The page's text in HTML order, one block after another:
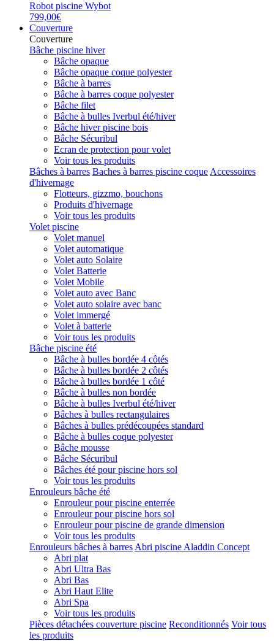
Robot piscine Wybot
799,00€
Couverture
Couverture
Bâche piscine hiver
Bâche opaque
Bâche opaque coque polyester
Bâche à barres
Bâche à barres coque polyester
Bâche filet
Bâche à bulles Iverbul été/hiver
Bâche hiver piscine bois
Bâche Sécuribul
Ecran de protection pour volet
Voir tous les produits
Bâches à barres Baches à barres piscine coque Accessoires
d'hivernage
Flotteurs, gizzmo, bouchons
Produits d'hivernage
Voir tous les produits
Volet piscine
Volet manuel
Volet automatique
Volet auto Solaire
Volet Batterie
Volet Mobile
Volet auto avec Banc
Volet auto solaire avec banc
Volet immergé
Volet à batterie
Voir tous les produits
Bâche piscine été
Bâche à bulles bordée 4 côtés
Bâche à bulles bordée 2 côtés
Bâche à bulles bordée 1 côté
Bâche à bulles non bordée
Bâche à bulles Iverbul été/hiver
Bâches à bulles rectangulaires
Bâches à bulles prédécoupées standard
Bâche à bulles coque polyester
Bâche mousse
Bâche Sécuribul
Bâches été pour piscine hors sol
Voir tous les produits
Enrouleurs bâche été
Enrouleur pour piscine enterrée
Enrouleur pour piscine hors sol
Enrouleur pour piscine de grande dimension
Voir tous les produits
Enrouleurs bâches à barres Abri piscine Aladdin Concept
Abri plat
Abri Ultra Bas
Abri Bas
Abri Haut Elite
Abri Spa
Voir tous les produits
Pièces détachées couverture piscine Reconditionnés Voir tous
les produits